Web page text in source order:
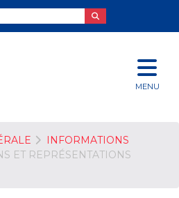
MENU
INFORMATIONS
ET REPRÉSENTATIONS